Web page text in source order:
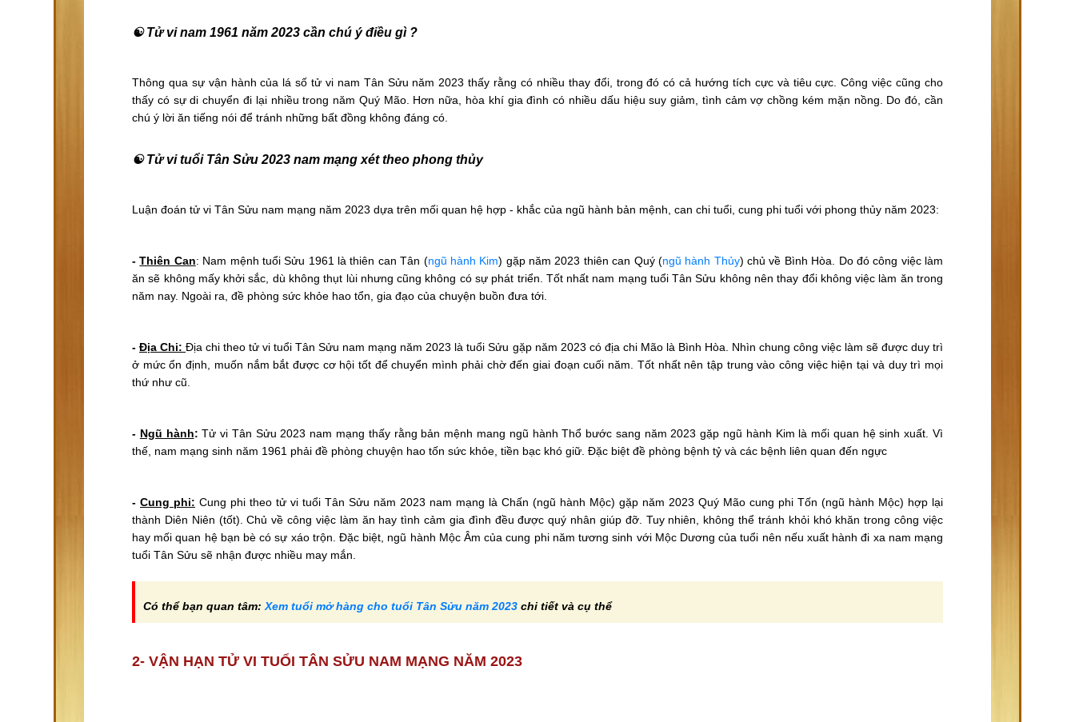
☯ Tử vi nam 1961 năm 2023 cần chú ý điều gì ?
Thông qua sự vận hành của lá số tử vi nam Tân Sửu năm 2023 thấy rằng có nhiều thay đổi, trong đó có cả hướng tích cực và tiêu cực. Công việc cũng cho
thấy có sự di chuyển đi lại nhiều trong năm Quý Mão. Hơn nữa, hòa khí gia đình có nhiều dấu hiệu suy giảm, tình cảm vợ chồng kém mặn nồng. Do đó, cần
chú ý lời ăn tiếng nói để tránh những bất đồng không đáng có.
☯ Tử vi tuổi Tân Sửu 2023 nam mạng xét theo phong thủy
Luận đoán tử vi Tân Sửu nam mạng năm 2023 dựa trên mối quan hệ hợp - khắc của ngũ hành bản mệnh, can chi tuổi, cung phi tuổi với phong thủy năm 2023:
-Thiên Can: Nam mệnh tuổi Sửu 1961 là thiên can Tân (ngũ hành Kim) gặp năm 2023 thiên can Quý (ngũ hành Thủy) chủ về Bình Hòa. Do đó công việc làm
ăn sẽ không mấy khởi sắc, dù không thụt lùi nhưng cũng không có sự phát triển. Tốt nhất nam mạng tuổi Tân Sửu không nên thay đổi không việc làm ăn trong
năm nay. Ngoài ra, đề phòng sức khỏe hao tổn, gia đạo của chuyện buồn đưa tới.
-Địa Chi:Địa chi theo tử vi tuổi Tân Sửu nam mạng năm 2023 là tuổi Sửu gặp năm 2023 có địa chi Mão là Bình Hòa. Nhìn chung công việc làm sẽ được duy trì
ở mức ổn định, muốn nắm bắt được cơ hội tốt để chuyển mình phải chờ đến giai đoạn cuối năm. Tốt nhất nên tập trung vào công việc hiện tại và duy trì mọi
thứ như cũ.
- Ngũ hành:Tử vi Tân Sửu 2023 nam mạng thấy rằng bản mệnh mang ngũ hành Thổ bước sang năm 2023 gặp ngũ hành Kim là mối quan hệ sinh xuất. Vì
thế, nam mạng sinh năm 1961 phải đề phòng chuyện hao tốn sức khỏe, tiền bạc khó giữ. Đặc biệt đề phòng bệnh tỷ và các bệnh liên quan đến ngực
- Cung phi: Cung phi theo tử vi tuổi Tân Sửu năm 2023 nam mạng là Chấn (ngũ hành Mộc) gặp năm 2023 Quý Mão cung phi Tốn (ngũ hành Mộc) hợp lại
thành Diên Niên (tốt). Chủ về công việc làm ăn hay tình cảm gia đình đều được quý nhân giúp đỡ. Tuy nhiên, không thể tránh khỏi khó khăn trong công việc
hay mối quan hệ bạn bè có sự xáo trộn. Đặc biệt, ngũ hành Mộc Âm của cung phi năm tương sinh với Mộc Dương của tuổi nên nếu xuất hành đi xa nam mạng
tuổi Tân Sửu sẽ nhận được nhiều may mắn.
Có thể bạn quan tâm: Xem tuổi mở hàng cho tuổi Tân Sửu năm 2023 chi tiết và cụ thể
2- VẬN HẠN TỬ VI TUỔI TÂN SỬU NAM MẠNG NĂM 2023